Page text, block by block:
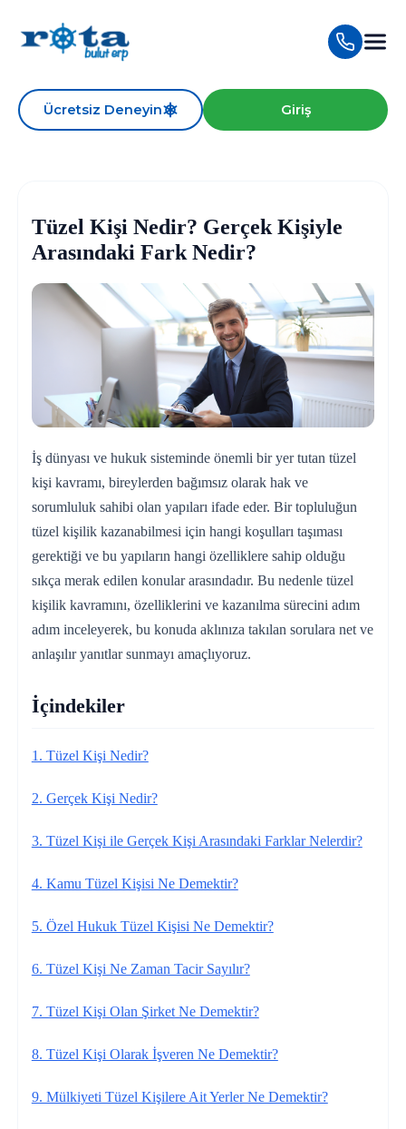
Ücretsiz Deneyin Giriş
Tüzel Kişi Nedir? Gerçek Kişiyle
Arasındaki Fark Nedir?
İş dünyası ve hukuk sisteminde önemli bir yer tutan tüzel
kişi kavramı, bireylerden bağımsız olarak hak ve
sorumluluk sahibi olan yapıları ifade eder. Bir topluluğun
tüzel kişilik kazanabilmesi için hangi koşulları taşıması
gerektiği ve bu yapıların hangi özelliklere sahip olduğu
sıkça merak edilen konular arasındadır. Bu nedenle tüzel
kişilik kavramını, özelliklerini ve kazanılma sürecini adım
adım inceleyerek, bu konuda aklınıza takılan sorulara net ve
anlaşılır yanıtlar sunmayı amaçlıyoruz.
İçindekiler
1. Tüzel Kişi Nedir?
2. Gerçek Kişi Nedir?
3. Tüzel Kişi ile Gerçek Kişi Arasındaki Farklar Nelerdir?
4. Kamu Tüzel Kişisi Ne Demektir?
5. Özel Hukuk Tüzel Kişisi Ne Demektir?
6. Tüzel Kişi Ne Zaman Tacir Sayılır?
7. Tüzel Kişi Olan Şirket Ne Demektir?
8. Tüzel Kişi Olarak İşveren Ne Demektir?
9. Mülkiyeti Tüzel Kişilere Ait Yerler Ne Demektir?